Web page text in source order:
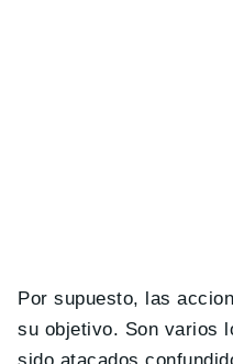
Por supuesto, las
su objetivo. Son varios